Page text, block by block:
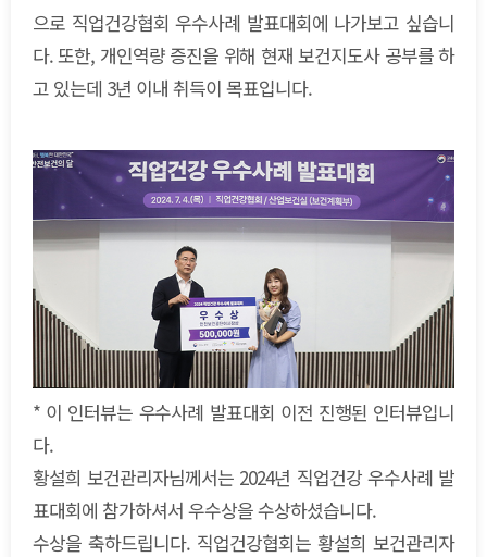
으로 직업건강협회 우수사례 발표대회에 나가보고 싶습니
다. 또한, 개인역량 증진을 위해 현재 보건지도사 공부를 하
고 있는데 3년 이내 취득이 목표입니다.
* 이 인터뷰는 우수사례 발표대회 이전 진행된 인터뷰입니
다.
황설희 보건관리자님께서는 2024년 직업건강 우수사례 발
표대회에 참가하셔서 우수상을 수상하셨습니다.
수상을 축하드립니다. 직업건강협회는 황설희 보건관리자